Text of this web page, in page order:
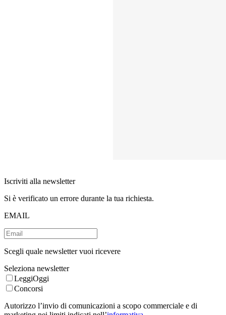
Iscriviti alla newsletter
Si è verificato un errore durante la tua richiesta.
EMAIL
Scegli quale newsletter vuoi ricevere
Seleziona newsletter
LeggiOggi
Concorsi
Autorizzo l’invio di comunicazioni a scopo commerciale e di